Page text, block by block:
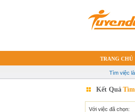
TRANG CHỦ
Tìm việc
Kết Quả
Với việc đã chọn: